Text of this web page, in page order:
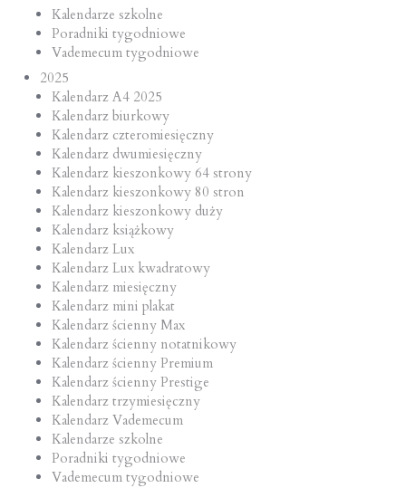
Kalendarze szkolne
Poradniki tygodniowe
Vademecum tygodniowe
2025
Kalendarz A4 2025
Kalendarz biurkowy
Kalendarz czteromiesięczny
Kalendarz dwumiesięczny
Kalendarz kieszonkowy 64 strony
Kalendarz kieszonkowy 80 stron
Kalendarz kieszonkowy duży
Kalendarz książkowy
Kalendarz Lux
Kalendarz Lux kwadratowy
Kalendarz miesięczny
Kalendarz mini plakat
Kalendarz ścienny Max
Kalendarz ścienny notatnikowy
Kalendarz ścienny Premium
Kalendarz ścienny Prestige
Kalendarz trzymiesięczny
Kalendarz Vademecum
Kalendarze szkolne
Poradniki tygodniowe
Vademecum tygodniowe